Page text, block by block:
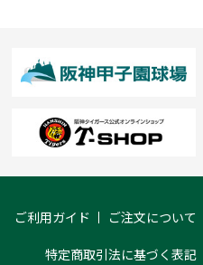
ご利用ガイド ご注文について
特定商取引法に基づく表記